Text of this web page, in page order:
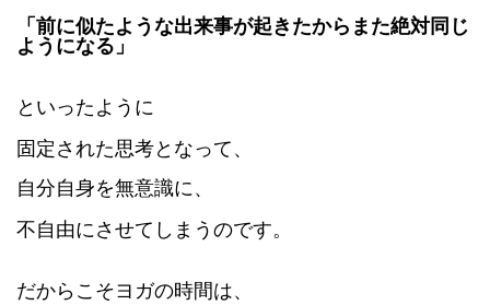
「前に似たような出来事が起きたからまた絶対同じ
ようになる」
といったように
固定された思考となって、
自分自身を無意識に、
不自由にさせてしまうのです。
だからこそヨガの時間は、